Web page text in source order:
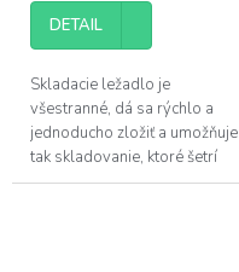
DETAIL
Skladacie ležadlo je
všestranné, dá sa rýchlo a
jednoducho zložiť a umožňuje
tak skladovanie, ktoré šetrí
miesto. Pevný kovový rám